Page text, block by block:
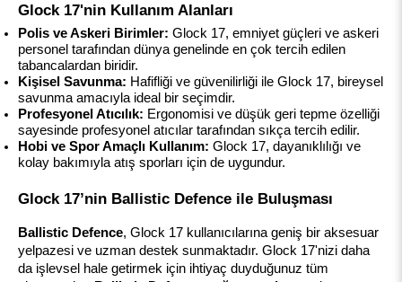
Glock 17'nin Kullanım Alanları
Polis ve Askeri Birimler: Glock 17, emniyet güçleri ve askeri
personel tarafından dünya genelinde en çok tercih edilen
tabancalardan biridir.
Kişisel Savunma: Hafifliği ve güvenilirliği ile Glock 17, bireysel
savunma amacıyla ideal bir seçimdir.
Profesyonel Atıcılık: Ergonomisi ve düşük geri tepme özelliği
sayesinde profesyonel atıcılar tarafından sıkça tercih edilir.
Hobi ve Spor Amaçlı Kullanım: Glock 17, dayanıklılığı ve
kolay bakımıyla atış sporları için de uygundur.
Glock 17’nin Ballistic Defence ile Buluşması
Ballistic Defence, Glock 17 kullanıcılarına geniş bir aksesuar
yelpazesi ve uzman destek sunmaktadır. Glock 17'nizi daha
da işlevsel hale getirmek için ihtiyaç duyduğunuz tüm